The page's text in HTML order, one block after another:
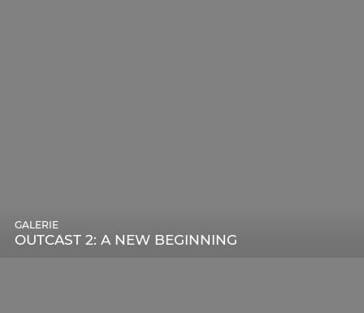
OUTCAST 2: A NEW BEGINNING
GALERIE